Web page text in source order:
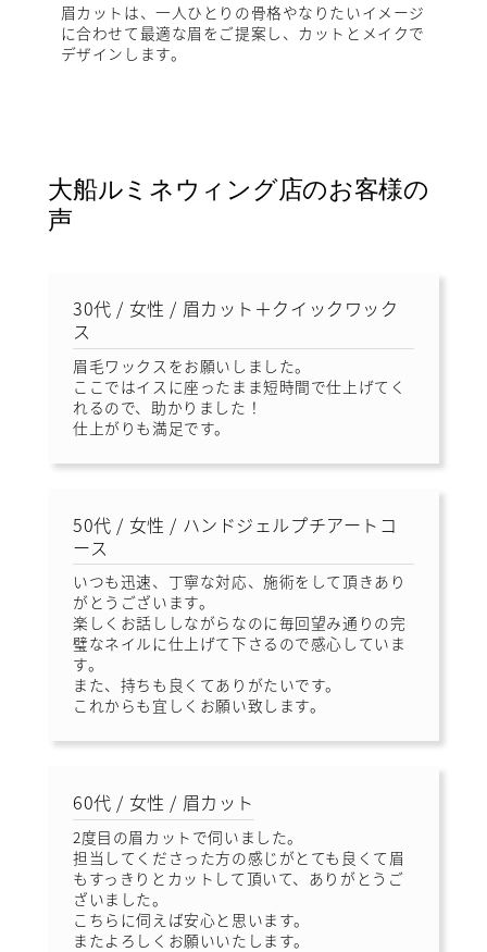
眉カットは、一人ひとりの骨格やなりたいイメージ
に合わせて最適な眉をご提案し、カットとメイクで
デザインします。
大船ルミネウィング店のお客様の
声
30代 / 女性 / 眉カット＋クイックワック
ス
眉毛ワックスをお願いしました。
ここではイスに座ったまま短時間で仕上げてく
れるので、助かりました！
仕上がりも満足です。
50代 / 女性 / ハンドジェルプチアートコ
ース
いつも迅速、丁寧な対応、施術をして頂きあり
がとうございます。
楽しくお話ししながらなのに毎回望み通りの完
璧なネイルに仕上げて下さるので感心していま
す。
また、持ちも良くてありがたいです。
これからも宜しくお願い致します。
60代 / 女性 / 眉カット
2度目の眉カットで伺いました。
担当してくださった方の感じがとても良くて眉
もすっきりとカットして頂いて、ありがとうご
ざいました。
こちらに伺えば安心と思います。
またよろしくお願いいたします。